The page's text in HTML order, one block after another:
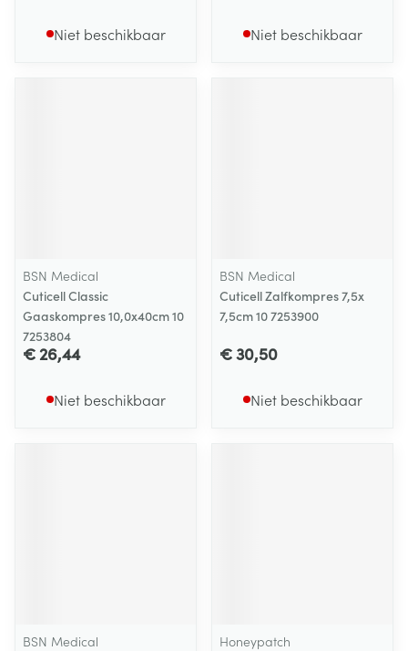
Niet beschikbaar Niet beschikbaar
BSN Medical
Cuticell Classic
Gaaskompres 10,0x40cm 10
7253804
€ 26,44
Niet beschikbaar
BSN Medical
Cuticell Zalfkompres 7,5x
7,5cm 10 7253900
€ 30,50
Niet beschikbaar
BSN Medical
Honeypatch